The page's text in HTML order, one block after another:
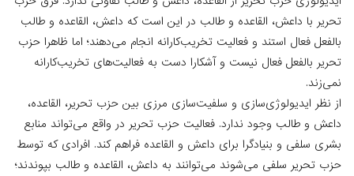
تحریر با داعش، القاعده و طالب در این است ‌که داعش، القاعده و طالب
بالفعل فعال استند و فعالیت تخریب‌کارانه انجام می‌دهند؛ اما ظاهرا حزب
تحریر بالفعل فعال نیست و آشکارا دست به فعالیت‌های تخریب‌کارانه
نمی‌زند.
از نظر ایدیولوژی‌سازی و سلفیت‌سازی مرزی بین حزب تحریر، القاعده،
داعش و طالب وجود ندارد. فعالیت حزب تحریر در واقع می‌تواند منابع
بشری سلفی و بنیادگرا برای داعش و القاعده فراهم کند. افرادی ‌که توسط
حزب تحریر سلفی می‌شوند می‌توانند به داعش، القاعده و طالب بپوندند؛